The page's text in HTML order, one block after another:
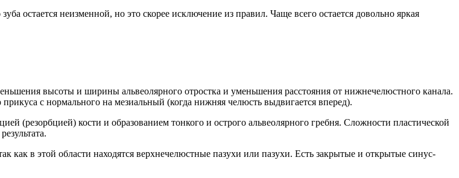
остается неизменной, но это скорее исключение из правил. Чаще всего остается довольно яркая
высоты и ширины альвеолярного отростка и уменьшения расстояния от нижнечелюстного канала.
с нормального на мезиальный (когда нижняя челюсть выдвигается вперед).
(резорбцией) кости и образованием тонкого и острого альвеолярного гребня. Сложности пластической
как в этой области находятся верхнечелюстные пазухи или пазухи. Есть закрытые и открытые синус-